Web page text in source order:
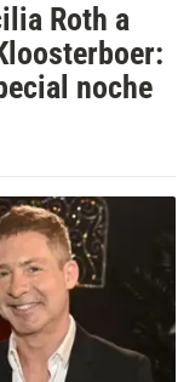
Roth a
noche